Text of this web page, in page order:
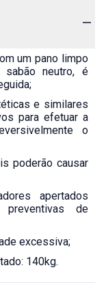
um pano limpo
sabão neutro, é
e similares
para efetuar a
o
poderão causar
apertados
preventivas de
excessiva;
140kg.